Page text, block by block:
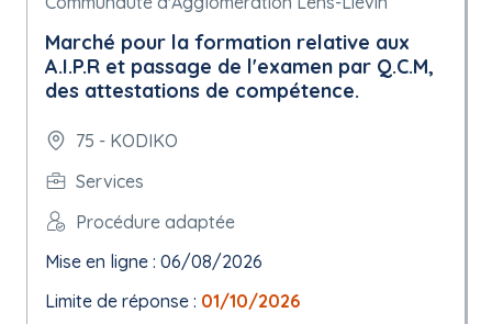
Marché pour la formation relative aux
A.I.P.R et passage de l'examen par Q.C.M,
des attestations de compétence.
75 - KODIKO
Services
Procédure adaptée
Mise en ligne : 06/08/2026
Limite de réponse : 01/10/2026